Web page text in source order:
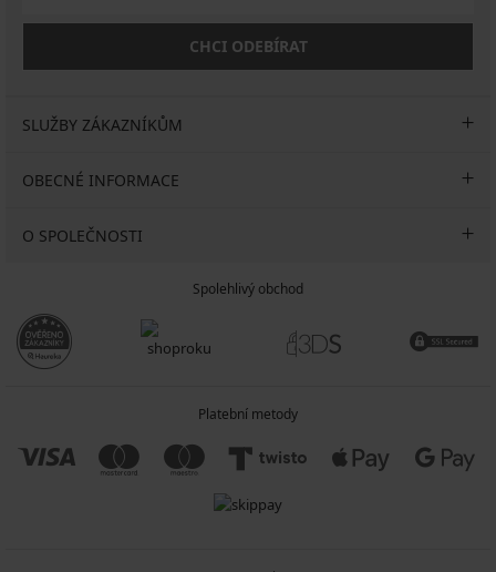
CHCI ODEBÍRAT
SLUŽBY ZÁKAZNÍKŮM
OBECNÉ INFORMACE
O SPOLEČNOSTI
Spolehlivý obchod
Platební metody